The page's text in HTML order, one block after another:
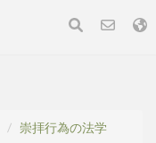
崇拝行為の法学